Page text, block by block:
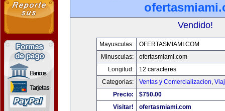
Vendido!
Mayusculas:
OFERTASMIAMI.COM
Minusculas:
ofertasmiami.com
Longitud:
12 caracteres
Categorias:
Ventas y Comercializacion,
Precio:
$750.00
Visitar!
ofertasmiami.com